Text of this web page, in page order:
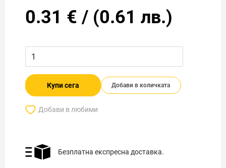
0.31 € / (0.61 лв.)
Купи сега Добави в количката
Добави в любими
Безплатна експресна доставка.